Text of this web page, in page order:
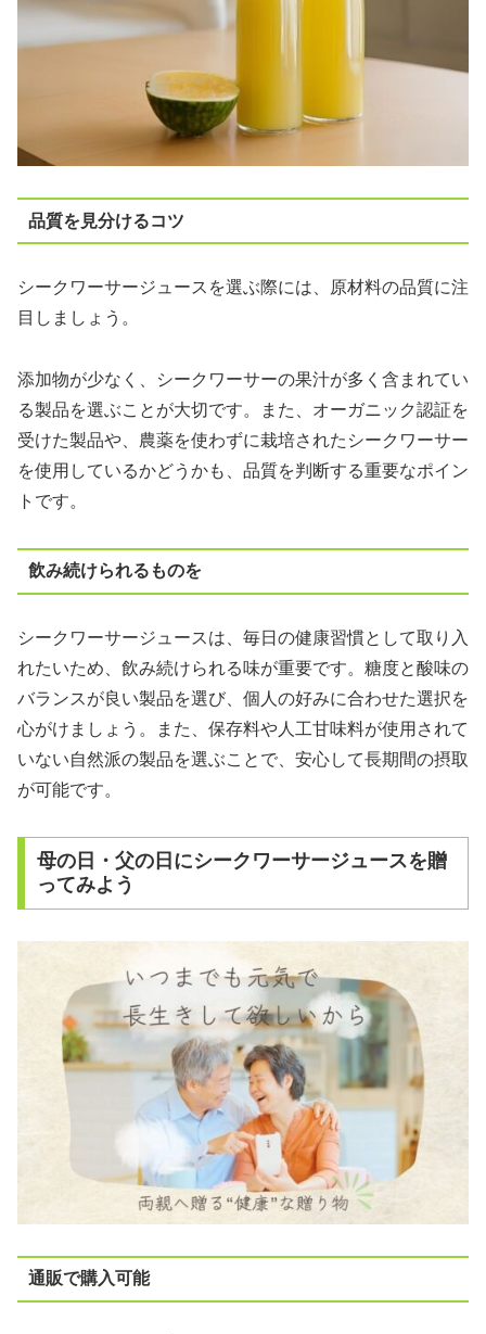
品質を見分けるコツ
シークワーサージュースを選ぶ際には、原材料の品質に注
目しましょう。
添加物が少なく、シークワーサーの果汁が多く含まれてい
る製品を選ぶことが大切です。また、オーガニック認証を
受けた製品や、農薬を使わずに栽培されたシークワーサー
を使用しているかどうかも、品質を判断する重要なポイン
トです。
飲み続けられるものを
シークワーサージュースは、毎日の健康習慣として取り入
れたいため、飲み続けられる味が重要です。糖度と酸味の
バランスが良い製品を選び、個人の好みに合わせた選択を
心がけましょう。また、保存料や人工甘味料が使用されて
いない自然派の製品を選ぶことで、安心して長期間の摂取
が可能です。
母の日・父の日にシークワーサージュースを贈
ってみよう
通販で購入可能